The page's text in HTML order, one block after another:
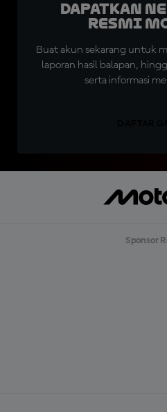
Dapatkan
Resmi
Buat akun sekarang untuk
laporan hasil balapan,
serta informasi
Sponsor